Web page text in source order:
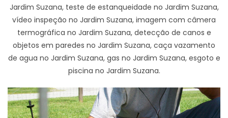
Jardim Suzana, teste de estanqueidade no Jardim Suzana,
vídeo inspeção no Jardim Suzana, imagem com câmera
termográfica no Jardim Suzana, detecção de canos e
objetos em paredes no Jardim Suzana, caça vazamento
de agua no Jardim Suzana, gas no Jardim Suzana, esgoto e
piscina no Jardim Suzana.